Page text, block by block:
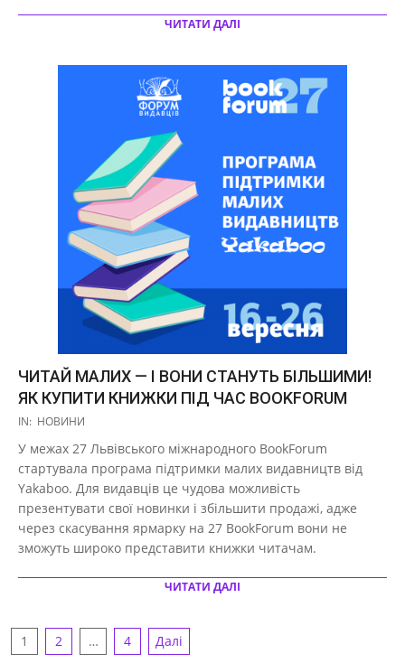
ЧИТАТИ ДАЛІ
ЧИТАЙ МАЛИХ — І ВОНИ СТАНУТЬ БІЛЬШИМИ!
ЯК КУПИТИ КНИЖКИ ПІД ЧАС BOOKFORUM
2020-
17
IN: НОВИНИ
У межах 27 Львівського міжнародного BookForum
стартувала програма підтримки малих видавництв від
Yakaboo. Для видавців це чудова можливість
презентувати свої новинки і збільшити продажі, адже
через скасування ярмарку на 27 BookForum вони не
зможуть широко представити книжки читачам.
ЧИТАТИ ДАЛІ
НАВІГАЦІЯ
1 2 … 4 Далі